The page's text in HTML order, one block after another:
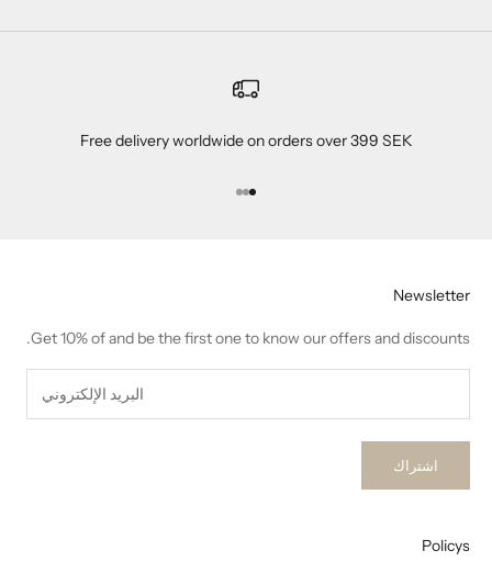
Free delivery worldwide on orders over 399 SEK
الانتقال إلى العنصر 1
الانتقال إلى العنصر 2
الانتقال إلى العنصر 3
Newsletter
Get 10% of and be the first one to know our offers and discounts.
اشتراك
Policys